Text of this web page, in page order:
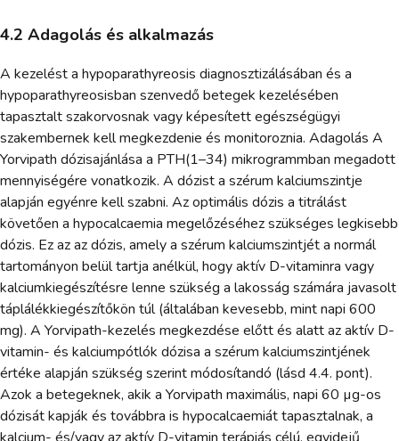
4.2 Adagolás és alkalmazás
A kezelést a hypoparathyreosis diagnosztizálásában és a
hypoparathyreosisban szenvedő betegek kezelésében
tapasztalt szakorvosnak vagy képesített egészségügyi
szakembernek kell megkezdenie és monitoroznia. Adagolás A
Yorvipath dózisajánlása a PTH(1–34) mikrogrammban megadott
mennyiségére vonatkozik. A dózist a szérum kalciumszintje
alapján egyénre kell szabni. Az optimális dózis a titrálást
követően a hypocalcaemia megelőzéséhez szükséges legkisebb
dózis. Ez az az dózis, amely a szérum kalciumszintjét a normál
tartományon belül tartja anélkül, hogy aktív D-vitaminra vagy
kalciumkiegészítésre lenne szükség a lakosság számára javasolt
táplálékkiegészítőkön túl (általában kevesebb, mint napi 600
mg). A Yorvipath-kezelés megkezdése előtt és alatt az aktív D-
vitamin- és kalciumpótlók dózisa a szérum kalciumszintjének
értéke alapján szükség szerint módosítandó (lásd 4.4. pont).
Azok a betegeknek, akik a Yorvipath maximális, napi 60 µg-os
dózisát kapják és továbbra is hypocalcaemiát tapasztalnak, a
kalcium- és/vagy az aktív D-vitamin terápiás célú, egyidejű